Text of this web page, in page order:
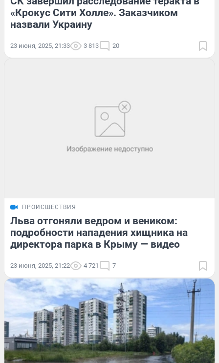
«Крокус Сити Холле». Заказчиком
назвали Украину
23 июня, 2025, 21:33 3 813 20
ПРОИСШЕСТВИЯ
Льва отгоняли ведром и веником:
подробности нападения хищника на
директора парка в Крыму — видео
23 июня, 2025, 21:22 4 721 7